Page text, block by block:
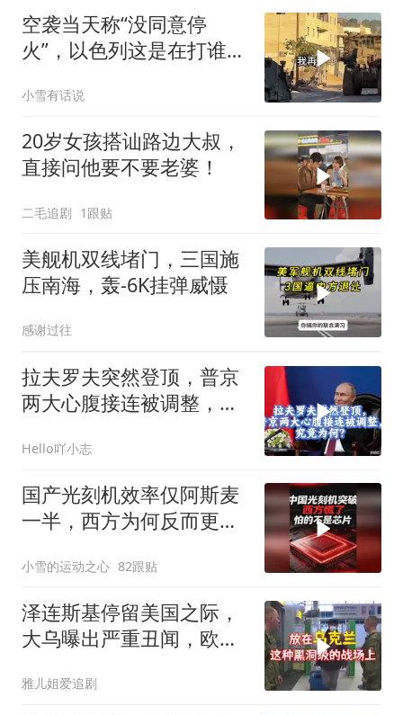
空袭当天称“没同意停
火”，以色列这是在打谁的
小雪有话说
20岁女孩搭讪路边大叔，
直接问他要不要老婆！
二毛追剧 1跟贴
美舰机双线堵门，三国施
压南海，轰-6K挂弹威慑
感谢过往
拉夫罗夫突然登顶，普京
两大心腹接连被调整，究
Hello吖小志
国产光刻机效率仅阿斯麦
一半，西方为何反而更
小雪的运动之心 82跟贴
泽连斯基停留美国之际，
大乌曝出严重丑闻，欧洲
雅儿姐爱追剧